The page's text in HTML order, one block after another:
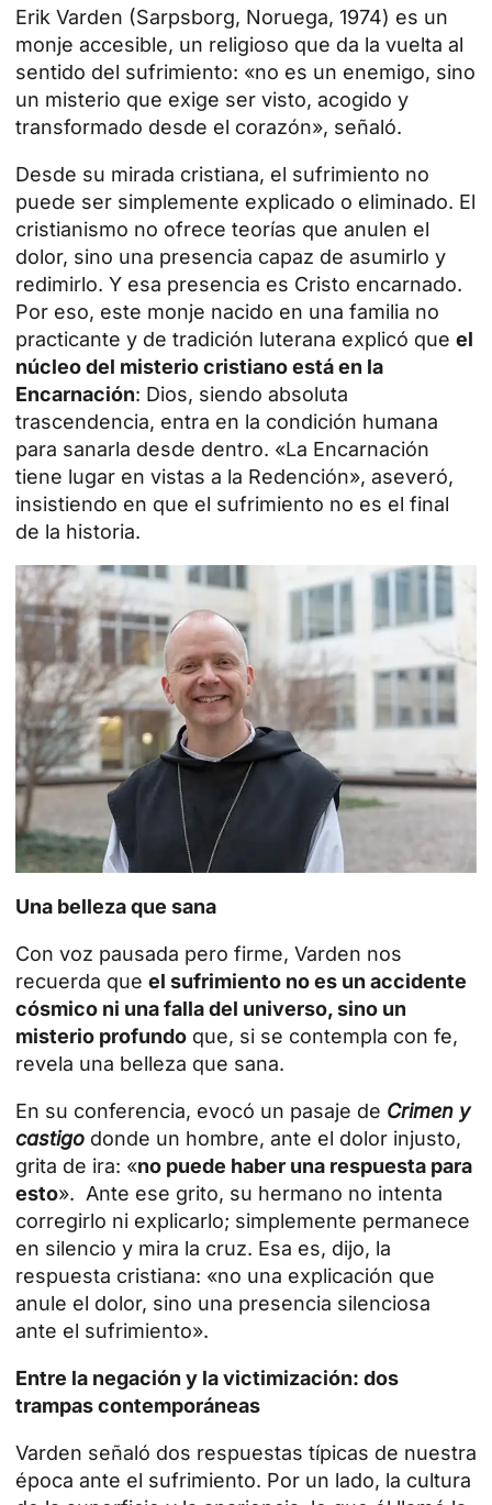
Erik Varden (Sarpsborg, Noruega, 1974) es un
monje accesible, un religioso que da la vuelta al
sentido del sufrimiento: «no es un enemigo, sino
un misterio que exige ser visto, acogido y
transformado desde el corazón», señaló.
Desde su mirada cristiana, el sufrimiento no
puede ser simplemente explicado o eliminado. El
cristianismo no ofrece teorías que anulen el
dolor, sino una presencia capaz de asumirlo y
redimirlo. Y esa presencia es Cristo encarnado.
Por eso, este monje nacido en una familia no
practicante y de tradición luterana explicó que el
núcleo del misterio cristiano está en la
Encarnación: Dios, siendo absoluta
trascendencia, entra en la condición humana
para sanarla desde dentro. «La Encarnación
tiene lugar en vistas a la Redención», aseveró,
insistiendo en que el sufrimiento no es el final
de la historia.
Una belleza que sana
Con voz pausada pero firme, Varden nos
recuerda que el sufrimiento no es un accidente
cósmico ni una falla del universo, sino un
misterio profundo que, si se contempla con fe,
revela una belleza que sana.
En su conferencia, evocó un pasaje de Crimen y
castigo donde un hombre, ante el dolor injusto,
grita de ira: «no puede haber una respuesta para
esto». Ante ese grito, su hermano no intenta
corregirlo ni explicarlo; simplemente permanece
en silencio y mira la cruz. Esa es, dijo, la
respuesta cristiana: «no una explicación que
anule el dolor, sino una presencia silenciosa
ante el sufrimiento».
Entre la negación y la victimización: dos
trampas contemporáneas
Varden señaló dos respuestas típicas de nuestra
época ante el sufrimiento. Por un lado, la cultura